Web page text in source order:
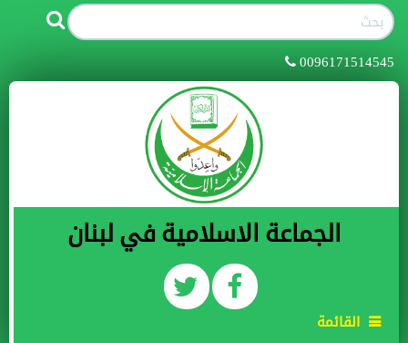
0096171514545
الجماعة الاسلامية في لبنان
القائمة